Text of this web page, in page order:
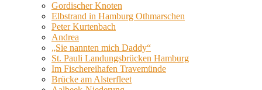
Gordischer Knoten
Elbstrand in Hamburg Othmarschen
Peter Kurtenbach
Andrea
„Sie nannten mich Daddy“
St. Pauli Landungsbrücken Hamburg
Im Fischereihafen Travemünde
Brücke am Alsterfleet